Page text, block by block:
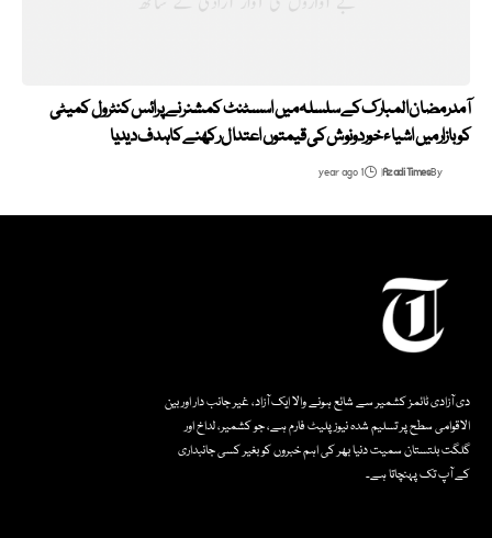
آمدرمضان المبارک کے سلسلہ میں اسسٹنٹ کمشنر نے پرائس کنٹرول کمیٹی
کوبازارمیں اشیاء خوردونوش کی قیمتوں اعتدال رکھنے کاہدف دیدیا
By
Azadi Times
1 year ago
دی آزادی ٹائمز کشمیر سے شائع ہونے والا ایک آزاد، غیر جانب دار اور بین
الاقوامی سطح پر تسلیم شدہ نیوز پلیٹ فارم ہے، جو کشمیر، لداخ اور
گلگت بلتستان سمیت دنیا بھر کی اہم خبروں کو بغیر کسی جانبداری
کے آپ تک پہنچاتا ہے۔